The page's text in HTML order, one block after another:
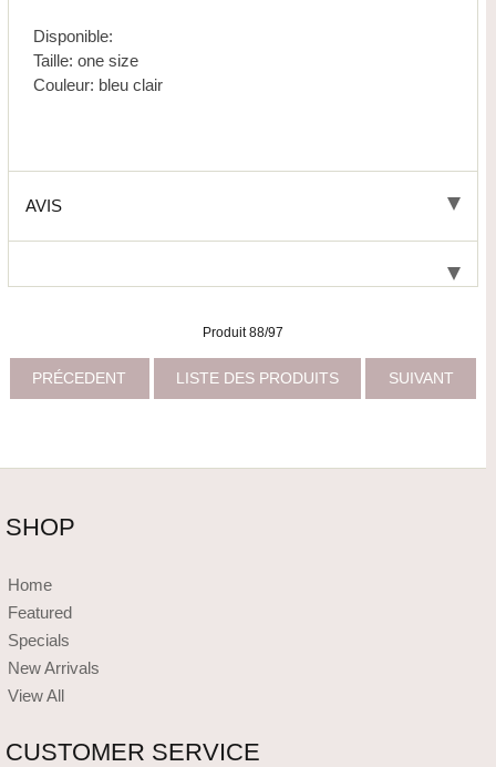
Disponible:
Taille: one size
Couleur: bleu clair
AVIS
Produit 88/97
PRÉCEDENT LISTE DES PRODUITS SUIVANT
SHOP
Home
Featured
Specials
New Arrivals
View All
CUSTOMER SERVICE